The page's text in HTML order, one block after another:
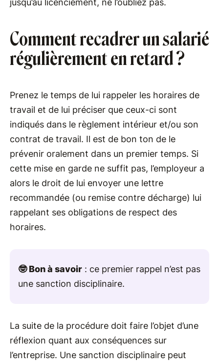
jusqu’au licenciement, ne l’oubliez pas.
Comment recadrer un salarié
régulièrement en retard ?
Prenez le temps de lui rappeler les horaires de
travail et de lui préciser que ceux-ci sont
indiqués dans le règlement intérieur et/ou son
contrat de travail. Il est de bon ton de le
prévenir oralement dans un premier temps. Si
cette mise en garde ne suffit pas, l’employeur a
alors le droit de lui envoyer une lettre
recommandée (ou remise contre décharge) lui
rappelant ses obligations de respect des
horaires.
🤓 Bon à savoir : ce premier rappel n’est pas
une sanction disciplinaire.
La suite de la procédure doit faire l’objet d’une
réflexion quant aux conséquences sur
l’entreprise. Une sanction disciplinaire peut